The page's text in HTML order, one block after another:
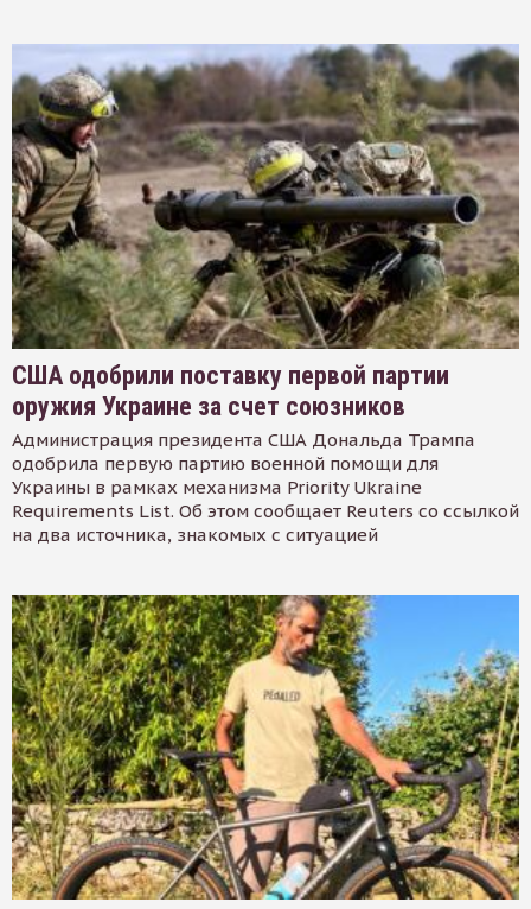
США одобрили поставку первой партии
оружия Украине за счет союзников
Администрация президента США Дональда Трампа
одобрила первую партию военной помощи для
Украины в рамках механизма Priority Ukraine
Requirements List. Об этом сообщает Reuters со ссылкой
на два источника, знакомых с ситуацией